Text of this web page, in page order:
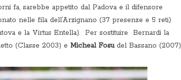
fa, sarebbe appetito dal Padova e il difensore
nelle fila dell’Arzignano (37 presenze e 5 reti)
e la Virtus Entella). Per sostituire Bernardi la
(Classe 2003) e Micheal Fosudel Bassano (2007)